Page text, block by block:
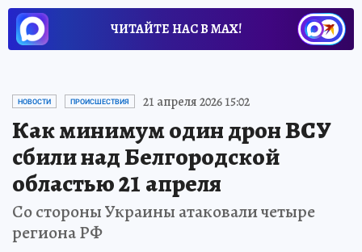
ЧИТАЙТЕ НАС В МАХ!
НОВОСТИ ПРОИСШЕСТВИЯ 21 апреля 2026 15:02
Как минимум один дрон ВСУ
сбили над Белгородской
областью 21 апреля
Со стороны Украины атаковали четыре
региона РФ